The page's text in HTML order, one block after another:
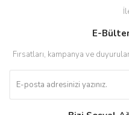
E-
Fırsatları, kampanya ve